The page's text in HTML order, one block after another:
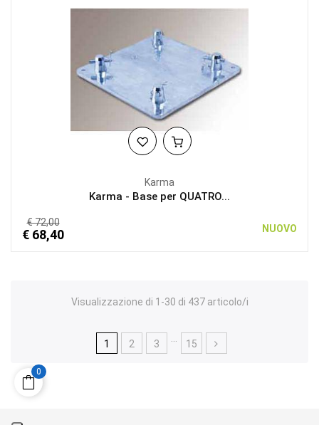
Karma
Karma - Base per QUATRO...
€ 72,00
€ 68,40 NUOVO
Visualizzazione di 1-30 di 437 articolo/i
1 2 3 15
0